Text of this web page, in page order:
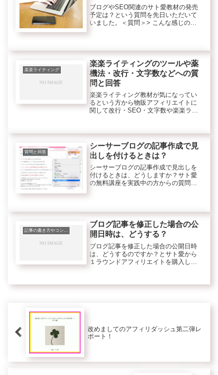
ブログやSEO関連のサト愛教材の発売
予定は？という質問を先日いただいて
いました。＜質問＞> こんな感じのブ
りますか？>> 無料なのに...
楽楽ライティング
楽楽ライティングのツールや薬
機法・改行・文字数などへの質
問と回答
楽楽ライティング教材が気になってい
るという方から物販アフィリエイトに
関して改行・SEO・文字数や楽楽ライ
で質問と回答から一部抜粋します。
質問と回答
シーサーブログの記事作成で見
出しを付けるときは？
シーサーブログの記事作成で見出しを
付けるときは、どうしますか？サト愛
の無料講座を実践中の方からの質問と
成で見出しを付けるとき、どのように
し...
記事の書き方やコンテンツのこと
ブログ記事を修正した場合の公
開日時は、どうする？
ブログ記事を修正した場合の公開日時
は、どうするのですか？とサト愛から
１ラウンドアフィリエイトを購入し
修正した後、そのまま投稿するでいい
改めましてのアフィリダッシュ第二弾レ
ポート！